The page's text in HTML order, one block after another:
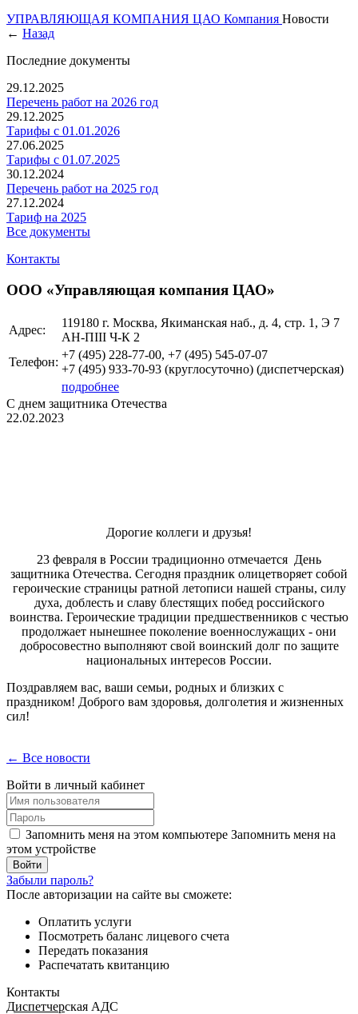
УПРАВЛЯЮЩАЯ КОМПАНИЯ ЦАО Компания Новости
← Назад
Последние документы
29.12.2025
Перечень работ на 2026 год
29.12.2025
Тарифы с 01.01.2026
27.06.2025
Тарифы с 01.07.2025
30.12.2024
Перечень работ на 2025 год
27.12.2024
Тариф на 2025
Все документы
Контакты
ООО «Управляющая компания ЦАО»
Адрес:
119180 г. Москва, Якиманская наб., д. 4, стр. 1, Э 7
АН-ПIII Ч-К 2
Телефон:
+7 (495) 228-77-00, +7 (495) 545-07-07
+7 (495) 933-70-93 (круглосуточно) (диспетчерская)
подробнее
С днем защитника Отечества
22.02.2023
Дорогие коллеги и друзья!
23 февраля в России традиционно отмечается День
защитника Отечества. Сегодня праздник олицетворяет собой
героические страницы ратной летописи нашей страны, силу
духа, доблесть и славу блестящих побед российского
воинства. Героические традиции предшественников с честью
продолжает нынешнее поколение военнослужащих - они
добросовестно выполняют свой воинский долг по защите
национальных интересов России.
Поздравляем вас, ваши семьи, родных и близких с
праздником! Доброго вам здоровья, долголетия и жизненных
сил!
← Все новости
Войти в личный кабинет
Запомнить меня на этом компьютере Запомнить меня на
этом устройстве
Забыли пароль?
После авторизации на сайте вы сможете:
Оплатить услуги
Посмотреть баланс лицевого счета
Передать показания
Распечатать квитанцию
Контакты
Диспетчерская АДС